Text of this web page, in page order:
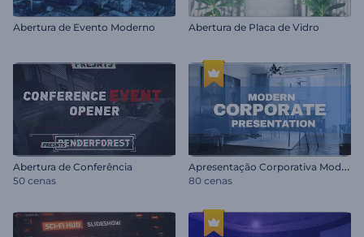
Abertura de Evento Moderno Abertura de Placa de Vidro
Abertura de Conferência
50 cenas
A
presentação Corporativa Moderna
80 cenas